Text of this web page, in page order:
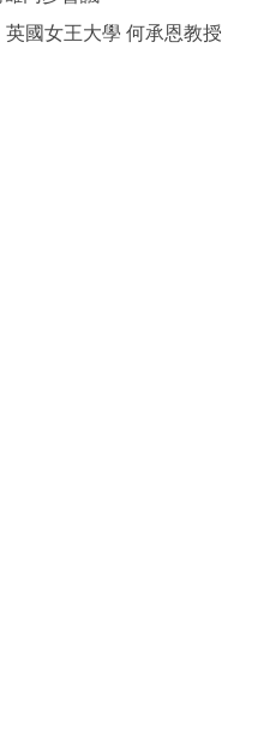
國女王大學 何承恩教授